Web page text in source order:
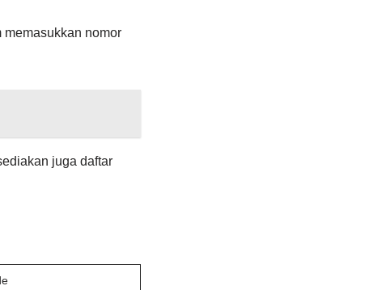
nomor
juga daftar